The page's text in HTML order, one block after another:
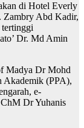
di Hotel Everly
Zambry Abd Kadir,
Dr. Md Amin
Madya Dr Mohd
Akademik (PPA),
e-
Dr Yuhanis